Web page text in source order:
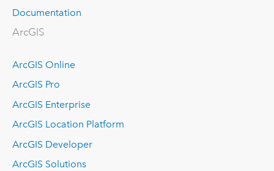
Documentation
ArcGIS
ArcGIS Online
ArcGIS Pro
ArcGIS Enterprise
ArcGIS Location Platform
ArcGIS Developer
ArcGIS Solutions